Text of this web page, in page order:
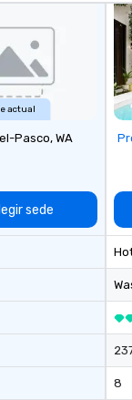
actual
Pasco, WA
sede
8